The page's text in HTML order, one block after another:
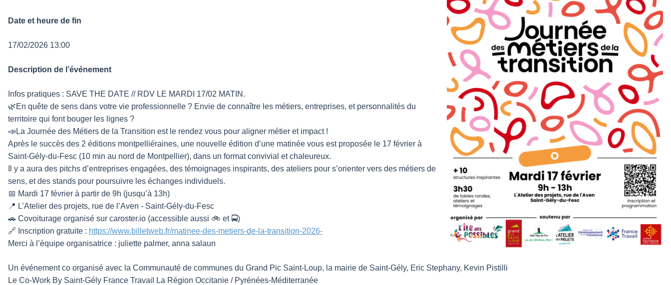
Date et heure de fin
17/02/2026 13:00
Description de l’événement
Infos pratiques : SAVE THE DATE // RDV LE MARDI 17/02 MATIN.
🌿En quête de sens dans votre vie professionnelle ? Envie de connaître les métiers, entreprises, et personnalités du
territoire qui font bouger les lignes ?
📣La Journée des Métiers de la Transition est le rendez vous pour aligner métier et impact !
Après le succès des 2 éditions montpelliéraines, une nouvelle édition d’une matinée vous est proposée le 17 février à
Saint-Gély-du-Fesc (10 min au nord de Montpellier), dans un format convivial et chaleureux.
Il y a aura des pitchs d’entreprises engagées, des témoignages inspirants, des ateliers pour s’orienter vers des métiers de
sens, et des stands pour poursuivre les échanges individuels.
📅 Mardi 17 février à partir de 9h (jusqu’à 13h)
📍 L’Atelier des projets, rue de l’Aven - Saint-Gély-du-Fesc
🚗 Covoiturage organisé sur caroster.io (accessible aussi 🚲 et 🚍)
🔗 Inscription gratuite : https://www.billetweb.fr/matinee-des-metiers-de-la-transition-2026-
Merci à l’équipe organisatrice : juliette palmer, anna salaun
Un événement co organisé avec la Communauté de communes du Grand Pic Saint-Loup, la mairie de Saint-Gély, Eric Stephany, Kevin Pistilli
Le Co-Work By Saint-Gély France Travail La Région Occitanie / Pyrénées-Méditerranée